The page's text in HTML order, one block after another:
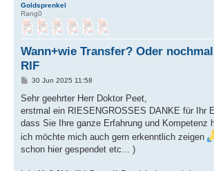
Goldsprenkel
Rang0
Wann+wie Transfer? Oder
RIF
B
i
r
a
30 Jun 2025 11:58
Sehr geehrter Herr Doktor Peet,
erstmal ein RIESENGROSSES DANKE für Ihr
dass Sie Ihre ganze Erfahrung und Kompetenz
ich möchte mich auch gern erkenntlich zeigen
schon hier gespendet etc... )